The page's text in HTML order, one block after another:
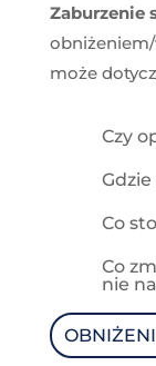
Zaburzenie
może
Czy
Gdzie
Co
Co
nie